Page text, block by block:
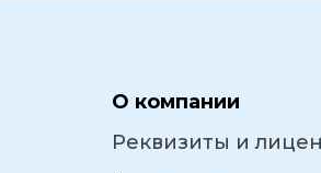
О компании
Реквизиты и